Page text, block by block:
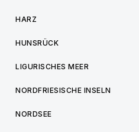
HARZ
HUNSRÜCK
LIGURISCHES MEER
NORDFRIESISCHE INSELN
NORDSEE